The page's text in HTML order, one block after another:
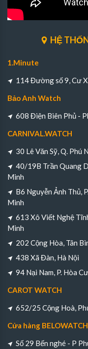
HỆ
1.Minute
114 Đường số 9, Cư
Bảo Anh Watch
608 Điện Biên Phủ -
CARNIVAL.WATCH
30 Lê Văn Sỹ, Q. Phú
40/19B Trần Quang
Minh
B6 Nguyễn Ảnh Thủ,
Minh
613 Xô Viết Nghệ
Minh
202 Cộng Hòa, Tân
438 Xã Đàn, Hà Nội
94 Nại Nam, P. Hòa
CAROT WATCH
652/25 Cộng Hoà,
Cửa hàng BELOWATCH
Số 29 Bến nghé - P